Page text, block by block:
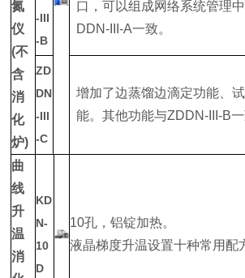
氮
仪
(不
含
消
化
炉)
-III
-B
口，可以组成网络系统管理
DDN-III-A一致。
ZD
DN
-III
-C
增加了边蒸馏边滴定功能、
能。其他功能与ZDDN-III-B一
曲
线
升
温
消
KD
N-
10
D
10孔，铝锭加热。
液晶梯度升温设置十种常用配